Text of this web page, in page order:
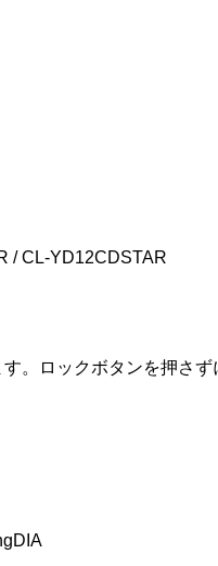
/ CL-YD12CDSTAR
ロックボタンを押さず